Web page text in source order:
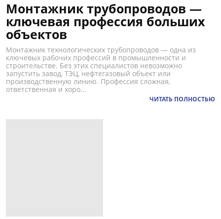
Монтажник трубопроводов —
ключевая профессия больших
объектов
Монтажник технологических трубопроводов — одна из
ключевых рабочих профессий в промышленности и
строительстве. Без этих специалистов невозможно
запустить завод, ТЭЦ, нефтегазовый объект или
производственную линию. Профессия сложная,
ответственная и хоро...
ЧИТАТЬ ПОЛНОСТЬЮ